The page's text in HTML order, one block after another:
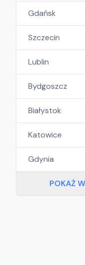
Gdańsk
Szczecin
Lublin
Bydgoszcz
Białystok
Katowice
Gdynia
POKAŻ